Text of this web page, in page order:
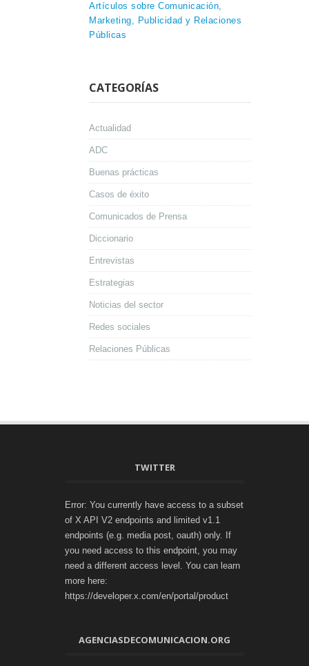
Artículos sobre Comunicación,
Marketing, Publicidad y Relaciones
Públicas
CATEGORÍAS
Actualidad
ADC
Buenas prácticas
Casos de éxito
Comunicados de Prensa
Diccionario
Entrevistas
Estrategias
Noticias del sector
Redes sociales
Relaciones Públicas
TWITTER
Error: You currently have access to a subset
of X API V2 endpoints and limited v1.1
endpoints (e.g. media post, oauth) only. If
you need access to this endpoint, you may
need a different access level. You can learn
more here:
https://developer.x.com/en/portal/product
AGENCIASDECOMUNICACION.ORG